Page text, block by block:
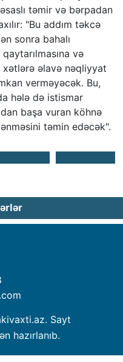
təmir və bərpadan
"Bu addım təkcə
sonra bahalı
və
əlavə nəqliyyat
verməyəcək. Bu,
hələ də istismar
başa vuran köhnə
təmin edəcək".
Sayt
hazırlanıb.